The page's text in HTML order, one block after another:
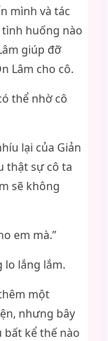
mình và tác
huống nào
giúp đỡ
Lâm cho cô.
thể nhờ cô
lại của Giản
thật sự cô ta
sẽ không
em mà.”
lo lắng lắm.
một
nhưng bây
kể thế nào